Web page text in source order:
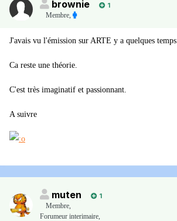
brownie
1
Membre
J'avais vu l'émission sur ARTE y a quelques temps.
Ca reste une théorie.
C'est très imaginatif et passionnant.
A suivre
muten
1
Membre
Forumeur interimaire,